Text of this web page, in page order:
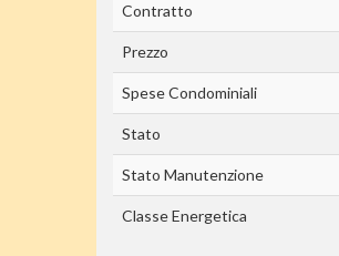
Contratto
Prezzo
Spese Condominiali
Stato
Stato Manutenzione
Classe Energetica